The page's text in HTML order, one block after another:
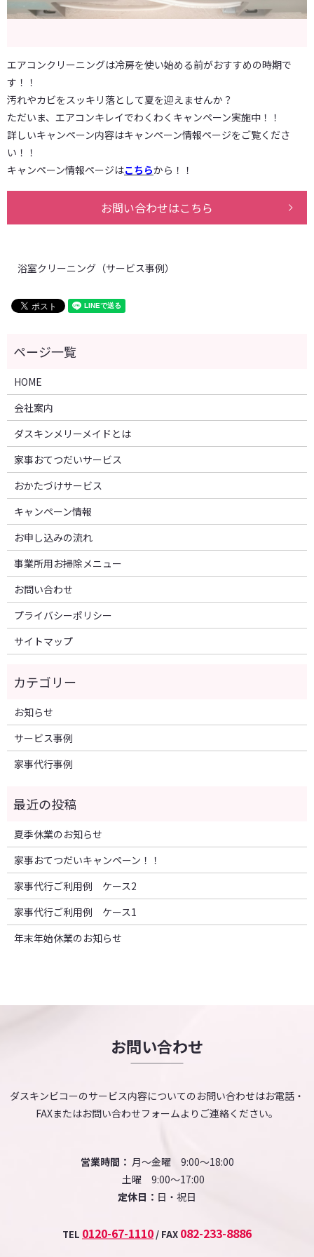
エアコンクリーニングは冷房を使い始める前がおすすめの時期で
す！！
汚れやカビをスッキリ落として夏を迎えませんか？
ただいま、エアコンキレイでわくわくキャンペーン実施中！！
詳しいキャンペーン内容はキャンペーン情報ページをご覧くださ
い！！
キャンペーン情報ページはこちらから！！
お問い合わせはこちら
浴室クリーニング（サービス事例）
HOME
会社案内
ダスキンメリーメイドとは
家事おてつだいサービス
おかたづけサービス
キャンペーン情報
お申し込みの流れ
事業所用お掃除メニュー
お問い合わせ
プライバシーポリシー
サイトマップ
お知らせ
サービス事例
家事代行事例
夏季休業のお知らせ
家事おてつだいキャンペーン！！
家事代行ご利用例 ケース2
家事代行ご利用例 ケース1
年末年始休業のお知らせ
お問い合わせ
ダスキンビコーのサービス内容についてのお問い合わせはお電話・
FAXまたはお問い合わせフォームよりご連絡ください。
営業時間： 月～金曜 9:00～18:00
土曜 9:00～17:00
定休日： 日・祝日
TEL 0120-67-1110 / FAX 082-233-8886